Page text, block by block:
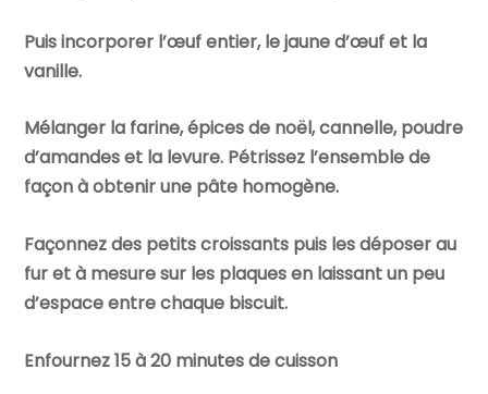
Puis incorporer l’œuf entier, le jaune d’œuf et la
vanille.
Mélanger la farine, épices de noël, cannelle, poudre
d’amandes et la levure. Pétrissez l’ensemble de
façon à obtenir une pâte homogène.
Façonnez des petits croissants puis les déposer au
fur et à mesure sur les plaques en laissant un peu
d’espace entre chaque biscuit.
Enfournez 15 à 20 minutes de cuisson